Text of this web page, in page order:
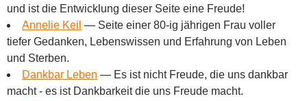
und ist die Entwicklung dieser Seite eine Freude!
Annelie Keil — Seite einer 80-ig jährigen Frau voller
tiefer Gedanken, Lebenswissen und Erfahrung von Leben
und Sterben.
Dankbar Leben — Es ist nicht Freude, die uns dankbar
macht - es ist Dankbarkeit die uns Freude macht.